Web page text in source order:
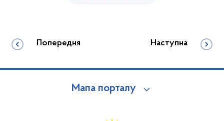
Попередня Наступна
Мапа порталу